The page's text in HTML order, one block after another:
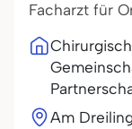
Facharzt für
Am